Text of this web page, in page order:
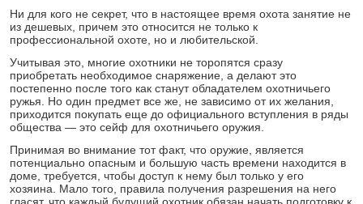
Ни для кого не секрет, что в настоящее время охота занятие не
из дешевых, причем это относится не только к
профессиональной охоте, но и любительской.
Учитывая это, многие охотники не торопятся сразу
приобретать необходимое снаряжение, а делают это
постепенно после того как станут обладателем охотничьего
ружья. Но один предмет все же, не зависимо от их желания,
приходится покупать еще до официального вступления в ряды
общества — это сейф для охотничьего оружия.
Принимая во внимание тот факт, что оружие, является
потенциально опасным и большую часть времени находится в
доме, требуется, чтобы доступ к нему был только у его
хозяина. Мало того, правила получения разрешения на него